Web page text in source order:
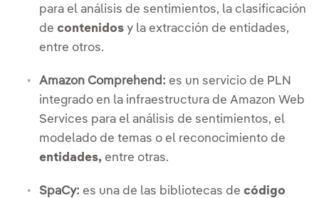
para el análisis de sentimientos, la clasificación
de contenidos y la extracción de entidades,
entre otros.
Amazon Comprehend: es un servicio de PLN
integrado en la infraestructura de Amazon Web
Services para el análisis de sentimientos, el
modelado de temas o el reconocimiento de
entidades, entre otras.
SpaCy: es una de las bibliotecas de código